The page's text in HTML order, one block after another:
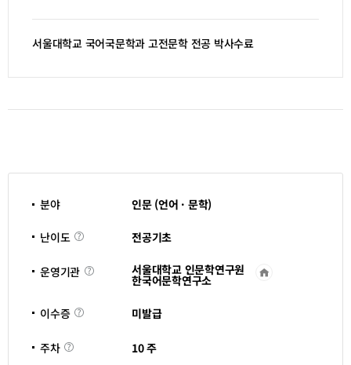
서울대학교 국어국문학과 고전문학 전공 박사수료
분야 인문 (언어 · 문학)
난이도 난
이
전공기초
운영기관 서울대학교 인문학연구원
한국어문학연구소
운
이수증 이
수
미발급
주차 주
차
10 주